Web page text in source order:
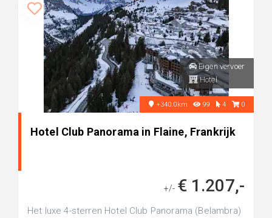
Eigen vervoer
Hotel
+340.0km 99 4 0
Hotel Club Panorama in Flaine, Frankrijk
+/- € 1.207,-
Het luxe 4-sterren Hotel Club Panorama (Belambra)